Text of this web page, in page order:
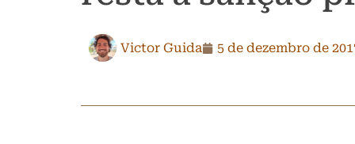
Victor Guida 5 de dezembro de